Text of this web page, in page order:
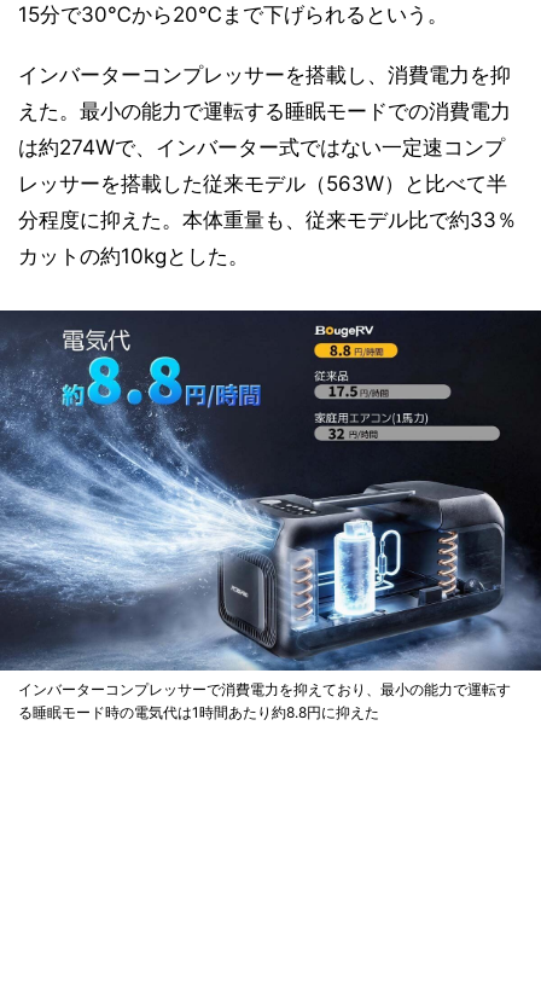
15分で30℃から20℃まで下げられるという。
インバーターコンプレッサーを搭載し、消費電力を抑
えた。最小の能力で運転する睡眠モードでの消費電力
は約274Wで、インバーター式ではない一定速コンプ
レッサーを搭載した従来モデル（563W）と比べて半
分程度に抑えた。本体重量も、従来モデル比で約33％
カットの約10kgとした。
インバーターコンプレッサーで消費電力を抑えており、最小の能力で運転す
る睡眠モード時の電気代は1時間あたり約8.8円に抑えた